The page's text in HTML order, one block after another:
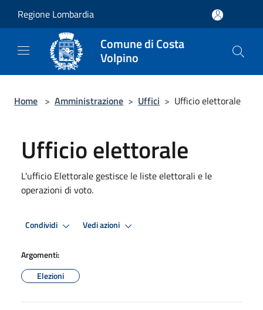
Regione Lombardia
Comune di Costa
Volpino
Home > Amministrazione > Uffici > Ufficio elettorale
Ufficio elettorale
L'ufficio Elettorale gestisce le liste elettorali e le
operazioni di voto.
Condividi Vedi azioni
Argomenti:
Elezioni